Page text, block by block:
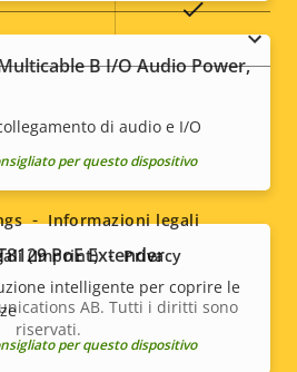
Sì
PVC free
B I/O Audio Power,
di audio e I/O
per questo dispositivo
PoE Extender
intelligente per coprire le
per questo dispositivo
AB. Tutti i diritti sono
riservati.
Informazioni legali
(Imprint)
Privacy